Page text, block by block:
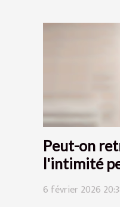
Peut-on
l'intimité
6 février 2026